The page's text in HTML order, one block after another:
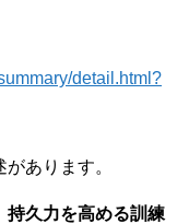
detail.html?
があります。
持久力を高める訓練